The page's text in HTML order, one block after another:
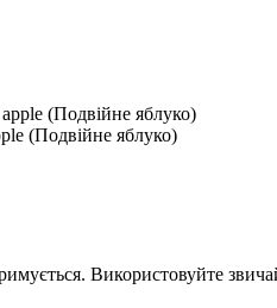
(Подвійне яблуко)
Використовуйте